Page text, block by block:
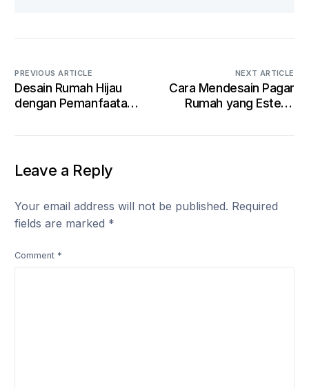
PREVIOUS ARTICLE
Desain Rumah Hijau
dengan Pemanfaatan
NEXT ARTICLE
Cara Mendesain Pagar
Rumah yang Estetik
Leave a Reply
Your email address will not be published. Required
fields are marked *
Comment *